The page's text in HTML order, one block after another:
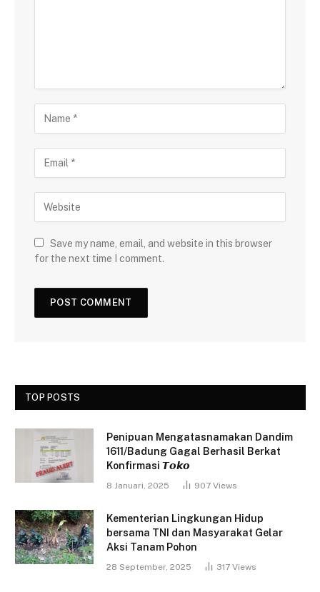
Save my name, email, and website in this browser
for the next time I comment.
TOP POSTS
Penipuan Mengatasnamakan Dandim
1611/Badung Gagal Berhasil Berkat
Konfirmasi 𝙏𝙤𝙠𝙤
8 Januari, 2025 907 Views
Kementerian Lingkungan Hidup
bersama TNI dan Masyarakat Gelar
Aksi Tanam Pohon
28 September, 2025 317 Views